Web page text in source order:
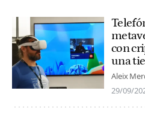
con
una
Aleix
29/09/